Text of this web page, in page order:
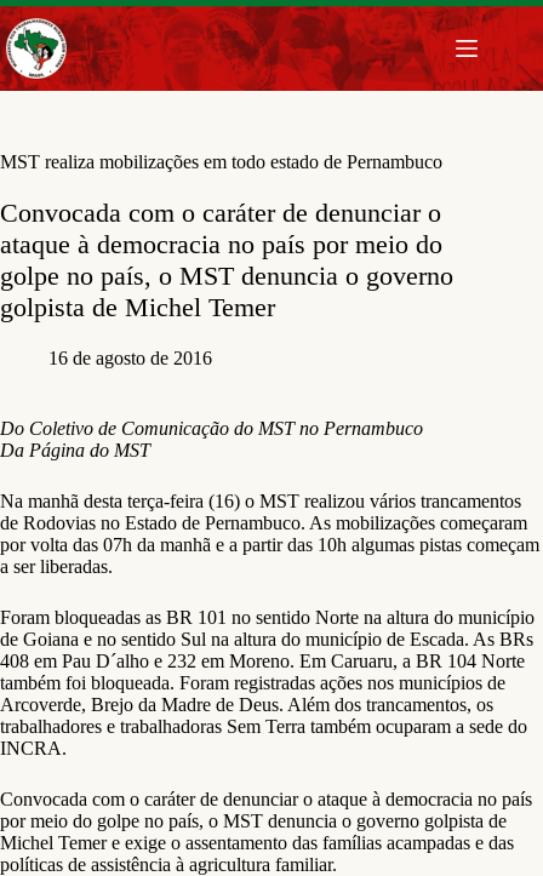
Pular
para
o
conteúdo
MST realiza mobilizações em todo estado de Pernambuco
Convocada com o caráter de denunciar o
ataque à democracia no país por meio do
golpe no país, o MST denuncia o governo
golpista de Michel Temer
16 de agosto de 2016
Do Coletivo de Comunicação do MST no Pernambuco
Da Página do MST
Na manhã desta terça-feira (16) o MST realizou vários trancamentos
de Rodovias no Estado de Pernambuco. As mobilizações começaram
por volta das 07h da manhã e a partir das 10h algumas pistas começam
a ser liberadas.
Foram bloqueadas as BR 101 no sentido Norte na altura do município
de Goiana e no sentido Sul na altura do município de Escada. As BRs
408 em Pau D´alho e 232 em Moreno. Em Caruaru, a BR 104 Norte
também foi bloqueada. Foram registradas ações nos municípios de
Arcoverde, Brejo da Madre de Deus. Além dos trancamentos, os
trabalhadores e trabalhadoras Sem Terra também ocuparam a sede do
INCRA.
Convocada com o caráter de denunciar o ataque à democracia no país
por meio do golpe no país, o MST denuncia o governo golpista de
Michel Temer e exige o assentamento das famílias acampadas e das
políticas de assistência à agricultura familiar.